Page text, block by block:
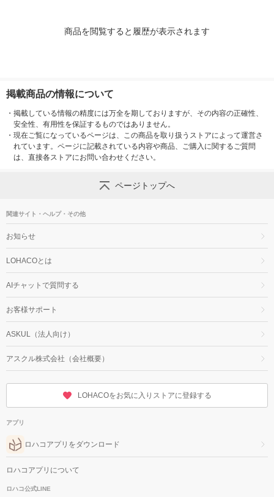
商品を閲覧すると履歴が表示されます
掲載商品の情報について
・ 掲載している情報の精度には万全を期しておりますが、その内容の正確性、
安全性、有用性を保証するものではありません。
・ 現在ご覧になっているページは、この商品を取り扱うストアによって運営さ
れています。ページに記載されている内容や商品、ご購入に関するご質問
は、直接各ストアにお問い合わせください。
ページトップへ
関連サイト・ヘルプ・その他
お知らせ
LOHACOとは
AIチャットで質問する
お客様サポート
ASKUL（法人向け）
アスクル株式会社（会社概要）
LOHACOをお気に入りストアに登録する
アプリ
ロハコアプリをダウンロード
ロハコアプリについて
ロハコ公式LINE